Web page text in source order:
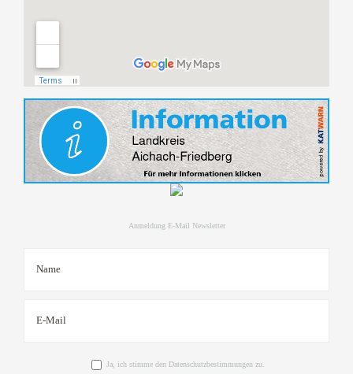
Anmeldung E-Mail Newsletter
Ja, ich stimme den Datenschutzbestimmungen zu.